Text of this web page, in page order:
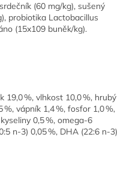
(60 mg/kg), sušený
probiotika Lactobacillus
(15x109 buněk/kg).
19,0 %, vlhkost 10,0 %, hrubý
%, vápník 1,4 %, fosfor 1,0 %,
0,5 %, omega-6
n-3) 0,05 %, DHA (22:6 n-3)